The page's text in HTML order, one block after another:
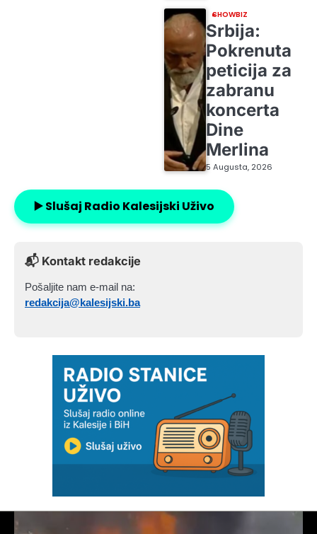
SHOWBIZ
Srbija:
Pokrenuta
peticija za
zabranu
koncerta
Dine
Merlina
5 Augusta, 2026
▶️ Slušaj Radio Kalesijski Uživo
📬 Kontakt redakcije
Pošaljite nam e-mail na:
redakcija@kalesijski.ba